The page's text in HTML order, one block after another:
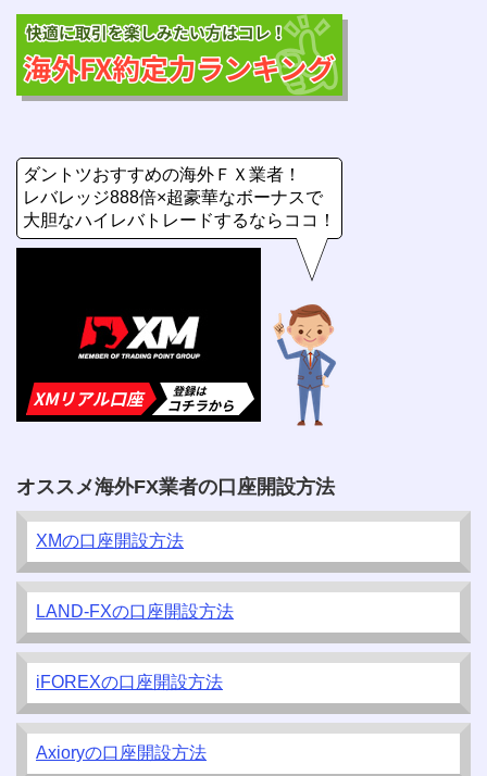
ダントツおすすめの海外ＦＸ業者！
レバレッジ888倍×超豪華なボーナスで
大胆なハイレバトレードするならココ！
オススメ海外FX業者の口座開設方法
XMの口座開設方法
LAND-FXの口座開設方法
iFOREXの口座開設方法
Axioryの口座開設方法